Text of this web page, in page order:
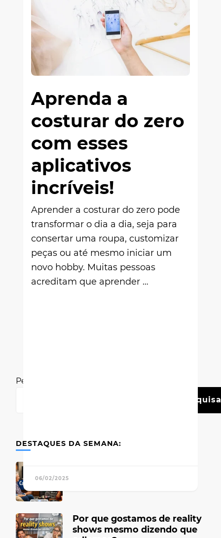
Aprenda a
costurar do zero
com esses
aplicativos
incríveis!
Aprender a costurar do zero pode
transformar o dia a dia, seja para
consertar uma roupa, customizar
peças ou até mesmo iniciar um
novo hobby. Muitas pessoas
acreditam que aprender …
06/02/2025
Pesquisar
DESTAQUES DA SEMANA:
Por que gostamos de reality
shows mesmo dizendo que